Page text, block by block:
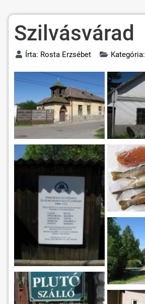
Szilvásvárad
Írta: Rosta Erzsébet Kategória: